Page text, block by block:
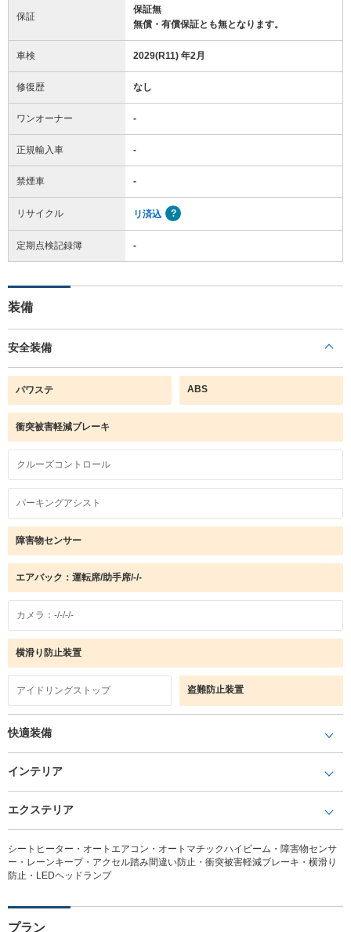
保証
保証無
無償・有償保証とも無となります。
車検 2029(R11) 年2月
修復歴 なし
ワンオーナー -
正規輸入車 -
禁煙車 -
リサイクル リ済込
定期点検記録簿 -
装備
安全装備
パワステ ABS
衝突被害軽減ブレーキ
クルーズコントロール
パーキングアシスト
障害物センサー
エアバック：運転席/助手席/-/-
カメラ：-/-/-/-
横滑り防止装置
アイドリングストップ 盗難防止装置
快適装備
インテリア
エクステリア
シートヒーター・オートエアコン・オートマチックハイビーム・障害物センサ
ー・レーンキープ・アクセル踏み間違い防止・衝突被害軽減ブレーキ・横滑り
防止・LEDヘッドランプ
プラン